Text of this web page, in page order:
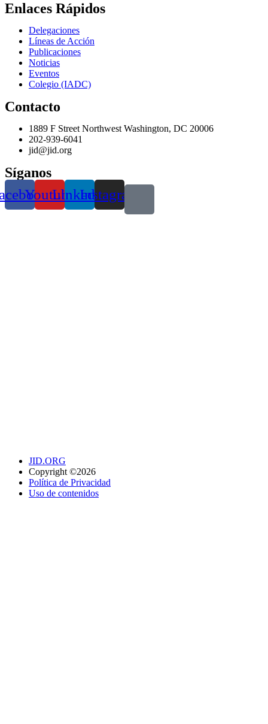
Enlaces Rápidos
Delegaciones
Líneas de Acción
Publicaciones
Noticias
Eventos
Colegio (IADC)
Contacto
1889 F Street Northwest Washington, DC 20006
202-939-6041
jid@jid.org
Síganos
YoutubeLinkedin
Instagram
JID.ORG
Copyright ©2026
Política de Privacidad
Uso de contenidos